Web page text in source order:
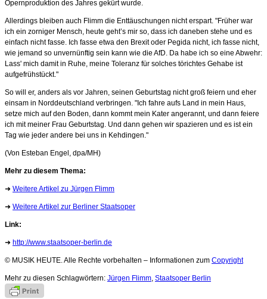
Opernproduktion des Jahres gekürt wurde.
Allerdings bleiben auch Flimm die Enttäuschungen nicht erspart. "Früher war
ich ein zorniger Mensch, heute geht’s mir so, dass ich daneben stehe und es
einfach nicht fasse. Ich fasse etwa den Brexit oder Pegida nicht, ich fasse nicht,
wie jemand so unvernünftig sein kann wie die AfD. Da habe ich so eine Abwehr:
Lass' mich damit in Ruhe, meine Toleranz für solches törichtes Gehabe ist
aufgefrühstückt."
So will er, anders als vor Jahren, seinen Geburtstag nicht groß feiern und eher
einsam in Norddeutschland verbringen. "Ich fahre aufs Land in mein Haus,
setze mich auf den Boden, dann kommt mein Kater angerannt, und dann feiere
ich mit meiner Frau Geburtstag. Und dann gehen wir spazieren und es ist ein
Tag wie jeder andere bei uns in Kehdingen."
(Von Esteban Engel, dpa/MH)
Mehr zu diesem Thema:
➜ Weitere Artikel zu Jürgen Flimm
➜ Weitere Artikel zur Berliner Staatsoper
Link:
➜ http://www.staatsoper-berlin.de
© MUSIK HEUTE. Alle Rechte vorbehalten – Informationen zum Copyright
Mehr zu diesen Schlagwörtern: Jürgen Flimm, Staatsoper Berlin